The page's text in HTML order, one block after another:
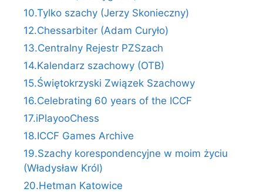
10.Tylko szachy (Jerzy Skonieczny)
12.Chessarbiter (Adam Curyło)
13.Centralny Rejestr PZSzach
14.Kalendarz szachowy (OTB)
15.Świętokrzyski Związek Szachowy
16.Celebrating 60 years of the ICCF
17.iPlayooChess
18.ICCF Games Archive
19.Szachy korespondencyjne w moim życiu
(Władysław Król)
20.Hetman Katowice